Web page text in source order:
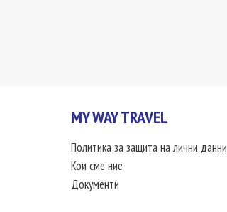
MY WAY TRAVEL
Политика за защита на лични данни
Кои сме ние
Документи